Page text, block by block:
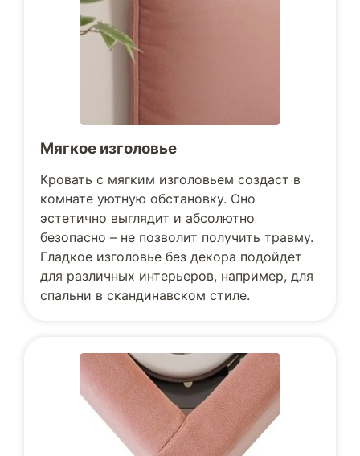
Мягкое изголовье
Кровать с мягким изголовьем создаст в
комнате уютную обстановку. Оно
эстетично выглядит и абсолютно
безопасно – не позволит получить травму.
Гладкое изголовье без декора подойдет
для различных интерьеров, например, для
спальни в скандинавском стиле.